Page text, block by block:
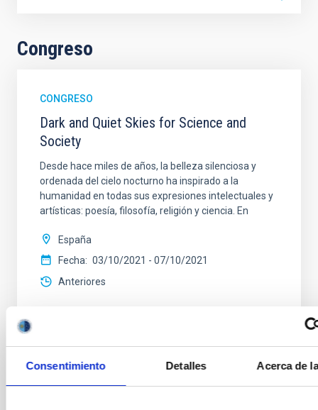
Consentimiento Detalles Acerca de
Congreso
CONGRESO
Dark and Quiet Skies for Science and
Society
Desde hace miles de años, la belleza silenciosa y
ordenada del cielo nocturno ha inspirado a la
humanidad en todas sus expresiones intelectuales y
artísticas: poesía, filosofía, religión y ciencia. En
España
Fecha
03/10/2021 - 07/10/2021
Anteriores